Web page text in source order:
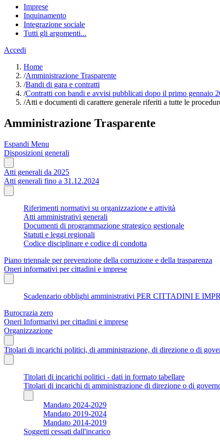
Imprese
Inquinamento
Integrazione sociale
Tutti gli argomenti...
Accedi
Home
/Amministrazione Trasparente
/Bandi di gara e contratti
/Contratti con bandi e avvisi pubblicati dopo il primo gennaio
/Atti e documenti di carattere generale riferiti a tutte le
Amministrazione Trasparente
Espandi Menu
Disposizioni generali
Atti generali da 2025
Atti generali fino a 31.12.2024
Riferimenti normativi su organizzazione e attività
Atti amministrativi generali
Documenti di programmazione strategico gestionale
Statuti e leggi regionali
Codice disciplinare e codice di condotta
Piano triennale per prevenzione della corruzione e della trasparenza
Oneri informativi per cittadini e imprese
Scadenzario obblighi amministrativi PER CITTADINI E
Burocrazia zero
Oneri Informarivi per cittadini e imprese
Organizzazione
Titolari di incarichi politici, di amministrazione, di direzione o di
Titolari di incarichi politici - dati in formato tabellare
Titolari di incarichi di amministrazione di direzione o di
Mandato 2024-2029
Mandato 2019-2024
Mandato 2014-2019
Soggetti cessati dall'incarico